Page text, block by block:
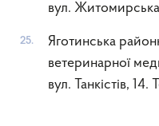
вул.
Яготинська
ветеринарної
вул. Танкістів,